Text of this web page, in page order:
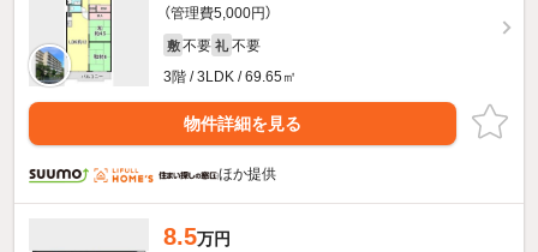
（管理費5,000円）
敷 不要 礼 不要
3階 / 3LDK / 69.65㎡
物件詳細を見る
ほか提供
8.5万円